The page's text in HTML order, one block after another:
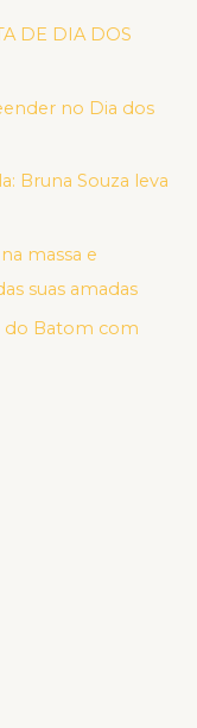
DE DIA DOS
no Dia dos
Bruna Souza leva
massa e
suas amadas
do Batom com